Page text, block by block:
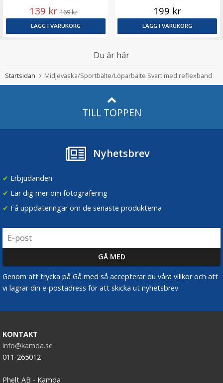
139 kr 169 kr
LÄGG I VARUKORG
199 kr
LÄGG I VARUKORG
Du är här
Startsidan Midjeväska/Sportbälte/Löparbälte Svart med reflexband
TILL TOPPEN
Nyhetsbrev
✔ Erbjudanden
✔ Lär dig mer om fotografering
✔ Få uppdateringar om de senaste produkterna
Genom att trycka på Gå med så accepterar du våra villkor och att
vi lagrar din e-postadress för att skicka ut nyhetsbrev.
KONTAKT
info@kamda.se
011-265012
Phelt AB - Kamda